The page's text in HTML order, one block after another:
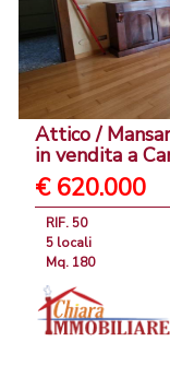
Attico /
in vendita a
€ 620.000
RIF. 50
5 locali
Mq. 180